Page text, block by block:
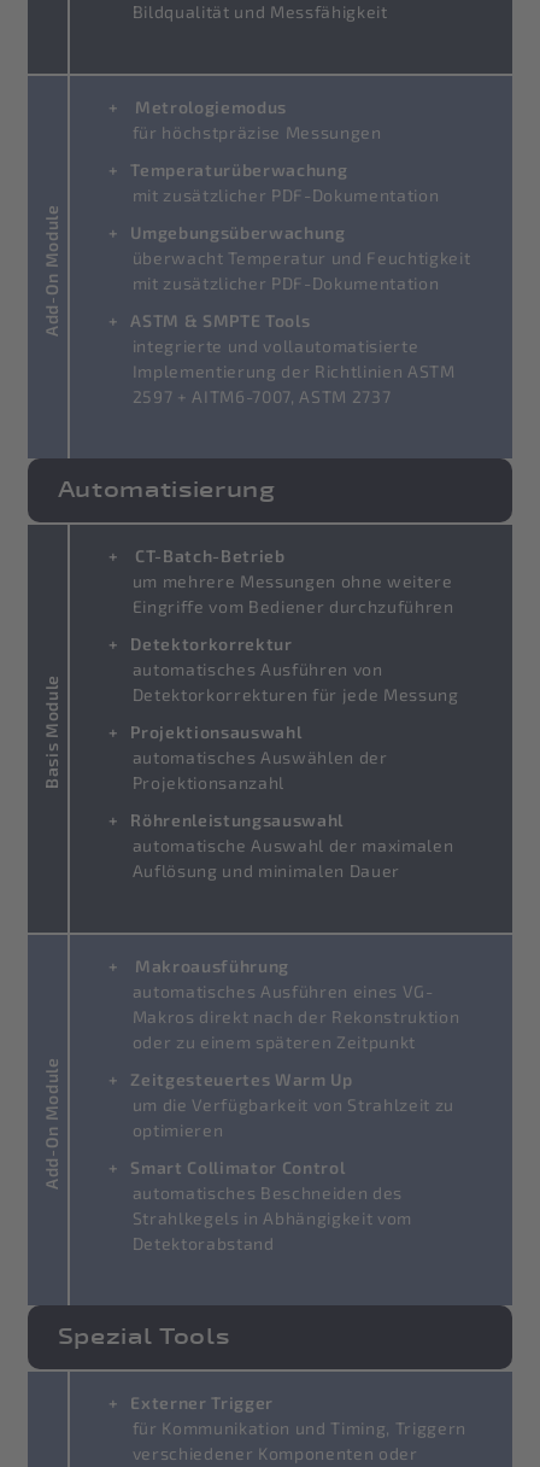
Bildqualität und Messfähigkeit
Add-On Module
Metrologiemodus
für höchstpräzise Messungen
Temperaturüberwachung
mit zusätzlicher PDF-Dokumentation
Umgebungsüberwachung
überwacht Temperatur und Feuchtigkeit
mit zusätzlicher PDF-Dokumentation
ASTM & SMPTE Tools
integrierte und vollautomatisierte
Implementierung der Richtlinien ASTM
2597 + AITM6-7007, ASTM 2737
Automatisierung
Basis Module
CT-Batch-Betrieb
um mehrere Messungen ohne weitere
Eingriffe vom Bediener durchzuführen
Detektorkorrektur
automatisches Ausführen von
Detektorkorrekturen für jede Messung
Projektionsauswahl
automatisches Auswählen der
Projektionsanzahl
Röhrenleistungsauswahl
automatische Auswahl der maximalen
Auflösung und minimalen Dauer
Add-On Module
Makroausführung
automatisches Ausführen eines VG-
Makros direkt nach der Rekonstruktion
oder zu einem späteren Zeitpunkt
Zeitgesteuertes Warm Up
um die Verfügbarkeit von Strahlzeit zu
optimieren
Smart Collimator Control
automatisches Beschneiden des
Strahlkegels in Abhängigkeit vom
Detektorabstand
Spezial Tools
Externer Trigger
für Kommunikation und Timing, Triggern
verschiedener Komponenten oder